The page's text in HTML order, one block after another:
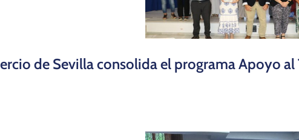
de Sevilla consolida el programa Apoyo